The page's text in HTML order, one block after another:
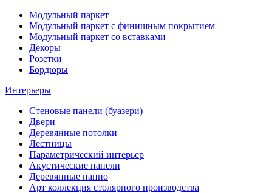
Модульный паркет
Модульный паркет с финишным покрытием
Модульный паркет со вставками
Декоры
Розетки
Бордюры
Интерьеры
Стеновые панели (буазери)
Двери
Деревянные потолки
Лестницы
Параметрический интерьер
Акустические панели
Деревянные панно
Арт коллекция столярного производства